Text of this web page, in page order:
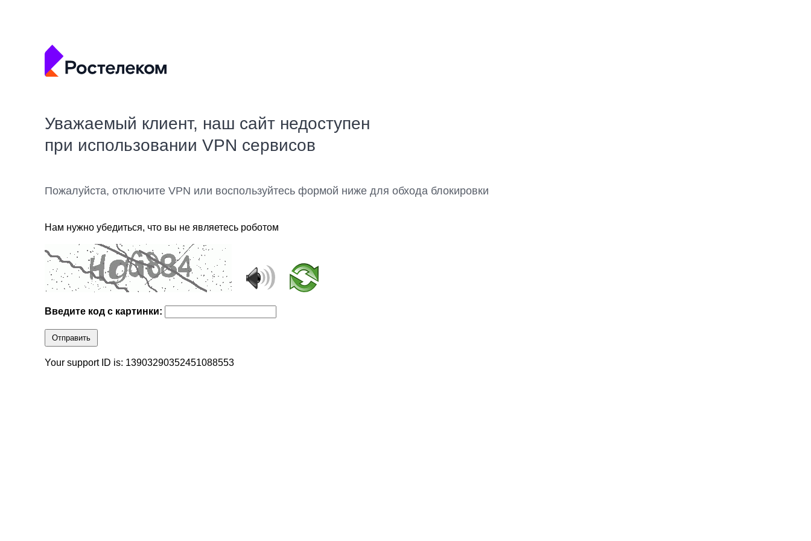
Уважаемый клиент, наш сайт недоступен
при использовании VPN сервисов
Пожалуйста, отключите VPN или воспользуйтесь формой ниже для обхода блокировки
Нам нужно убедиться, что вы не являетесь роботом
Введите код с картинки:
Отправить
Your support ID is: 13903290352451088553